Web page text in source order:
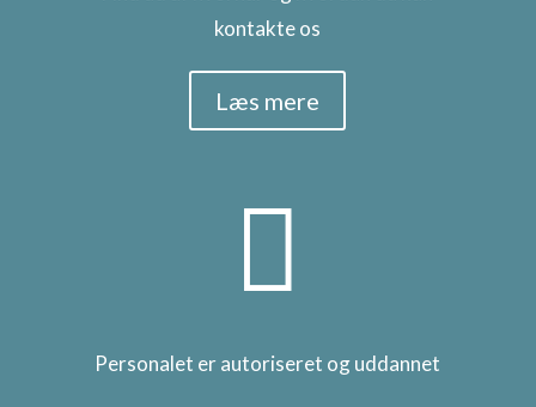
kontakte os
Læs mere

Personalet er autoriseret og uddannet